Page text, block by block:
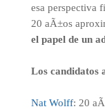
esa perspectiva
20 aÃ±os
el papel de un
Los candidatos
Nat Wolff: 20